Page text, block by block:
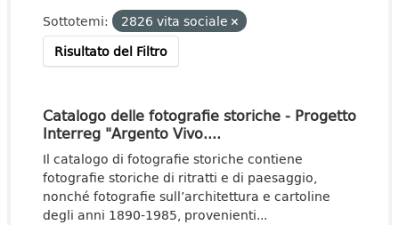
Sottotemi:
2826 vita sociale
Risultato del Filtro
Catalogo delle fotografie storiche - Progetto
Interreg "Argento Vivo....
Il catalogo di fotografie storiche contiene
fotografie storiche di ritratti e di paesaggio,
nonché fotografie sull’architettura e cartoline
degli anni 1890-1985, provenienti...